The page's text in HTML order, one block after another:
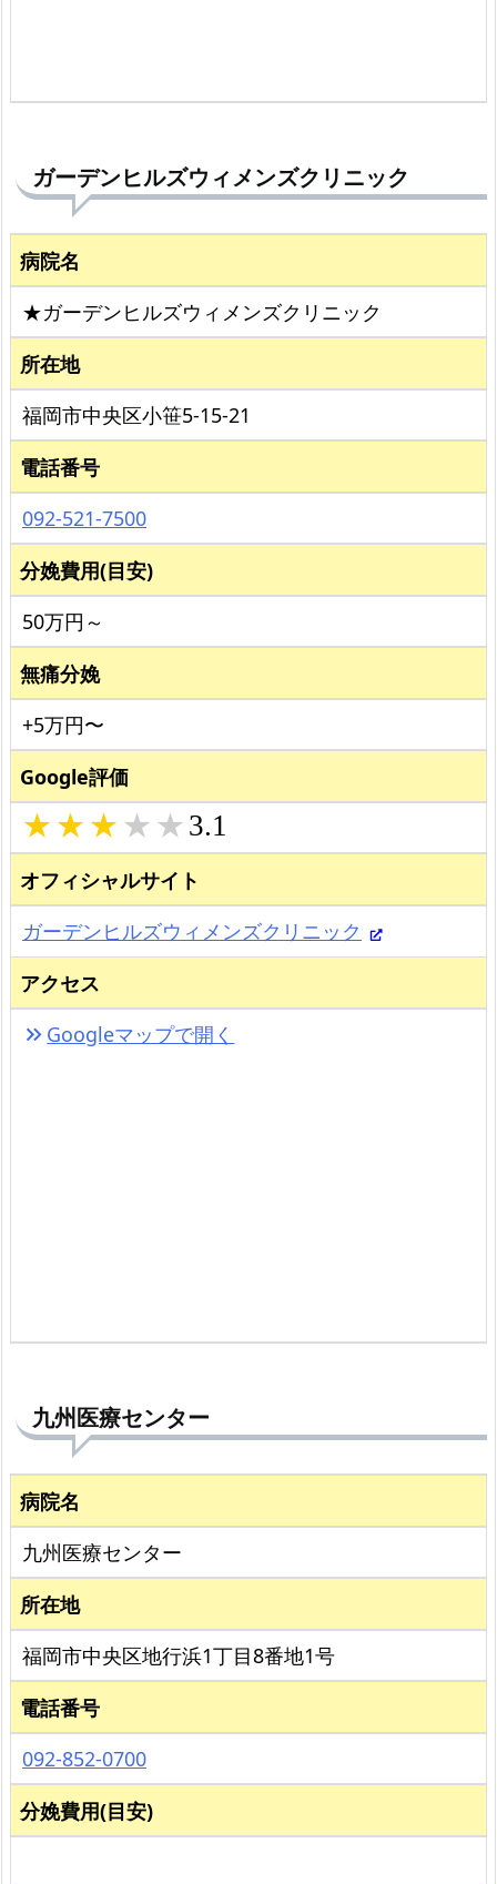
ガーデンヒルズウィメンズクリニック
病院名
★ガーデンヒルズウィメンズクリニック
所在地
福岡市中央区小笹5-15-21
電話番号
092-521-7500
分娩費用(目安)
50万円～
無痛分娩
+5万円〜
Google評価
3.1
オフィシャルサイト
ガーデンヒルズウィメンズクリニック
アクセス
keyboard_double_arrow_right Googleマップで開く
九州医療センター
病院名
九州医療センター
所在地
福岡市中央区地行浜1丁目8番地1号
電話番号
092-852-0700
分娩費用(目安)